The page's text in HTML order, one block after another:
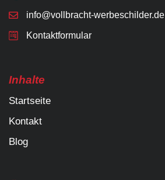
info@vollbracht-werbeschilder.de
Kontaktformular
Inhalte
Startseite
Kontakt
Blog